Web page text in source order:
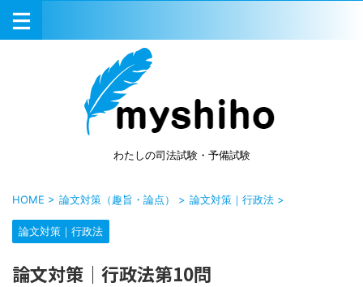
わたしの司法試験・予備試験
HOME > 論文対策（趣旨・論点） > 論文対策｜行政法 >
論文対策｜行政法
論文対策｜行政法第10問